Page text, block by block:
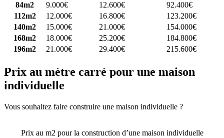
84m2
9.000€ 12.600€
92.400€
112m2
12.000€ 16.800€
123.200€
140m2
15.000€ 21.000€
154.000€
168m2
18.000€ 25.200€
184.800€
196m2
21.000€ 29.400€ 215.600€
Prix au mètre carré pour une maison
individuelle
Vous souhaitez faire construire une maison individuelle ?
Prix au m2 pour la construction d’une maison individuelle